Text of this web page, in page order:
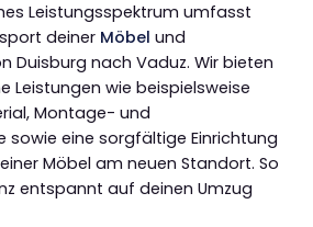
Leistungsspektrum umfasst
deiner Möbel und
Duisburg nach Vaduz. Wir bieten
Leistungen wie beispielsweise
Montage- und
sowie eine sorgfältige Einrichtung
Möbel am neuen Standort. So
entspannt auf deinen Umzug